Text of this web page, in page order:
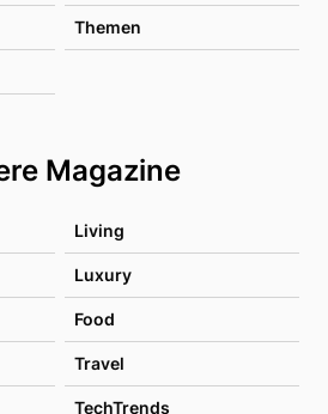
Themen
Magazine
Living
Luxury
Food
Travel
TechTrends